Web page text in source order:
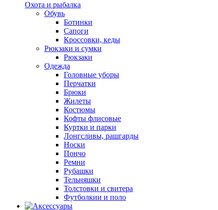
Охота и рыбалка
Обувь
Ботинки
Сапоги
Кроссовки, кеды
Рюкзаки и сумки
Рюкзаки
Одежда
Головные уборы
Перчатки
Брюки
Жилеты
Костюмы
Кофты флисовые
Куртки и парки
Лонгсливы, рашгарды
Носки
Пончо
Ремни
Рубашки
Тельняшки
Толстовки и свитера
Футболкии и поло